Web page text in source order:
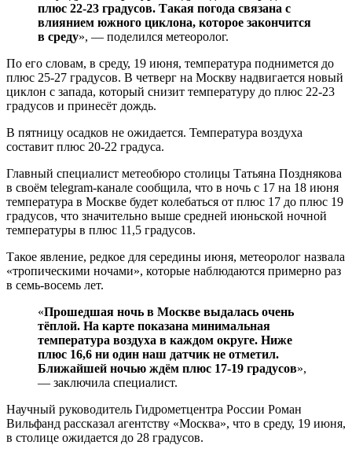
плюс 22-23 градусов. Такая погода связана с
влиянием южного циклона, которое закончится
в среду», — поделился метеоролог.
По его словам, в среду, 19 июня, температура поднимется до
плюс 25-27 градусов. В четверг на Москву надвигается новый
циклон с запада, который снизит температуру до плюс 22-23
градусов и принесёт дождь.
В пятницу осадков не ожидается. Температура воздуха
составит плюс 20-22 градуса.
Главный специалист метеобюро столицы Татьяна Позднякова
в своём telegram-канале сообщила, что в ночь с 17 на 18 июня
температура в Москве будет колебаться от плюс 17 до плюс 19
градусов, что значительно выше средней июньской ночной
температуры в плюс 11,5 градусов.
Такое явление, редкое для середины июня, метеоролог назвала
«тропическими ночами», которые наблюдаются примерно раз
в семь-восемь лет.
«Прошедшая ночь в Москве выдалась очень
тёплой. На карте показана минимальная
температура воздуха в каждом округе. Ниже
плюс 16,6 ни один наш датчик не отметил.
Ближайшей ночью ждём плюс 17-19 градусов»,
— заключила специалист.
Научный руководитель Гидрометцентра России Роман
Вильфанд рассказал агентству «Москва», что в среду, 19 июня,
в столице ожидается до 28 градусов.